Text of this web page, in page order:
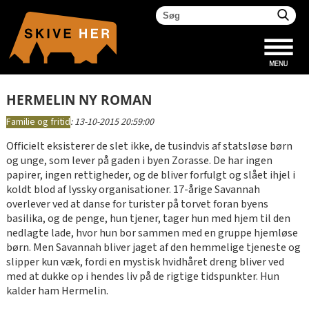
HERMELIN NY ROMAN
Familie og fritid:13-10-2015 20:59:00
Officielt eksisterer de slet ikke, de tusindvis af statsløse børn
og unge, som lever på gaden i byen Zorasse. De har ingen
papirer, ingen rettigheder, og de bliver forfulgt og slået ihjel i
koldt blod af lyssky organisationer. 17-årige Savannah
overlever ved at danse for turister på torvet foran byens
basilika, og de penge, hun tjener, tager hun med hjem til den
nedlagte lade, hvor hun bor sammen med en gruppe hjemløse
børn. Men Savannah bliver jaget af den hemmelige tjeneste og
slipper kun væk, fordi en mystisk hvidhåret dreng bliver ved
med at dukke op i hendes liv på de rigtige tidspunkter. Hun
kalder ham Hermelin.